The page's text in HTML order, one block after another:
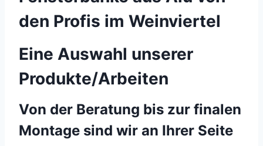
den Profis im Weinviertel
Eine Auswahl unserer
Produkte/Arbeiten
Von der Beratung bis zur finalen
Montage sind wir an Ihrer Seite